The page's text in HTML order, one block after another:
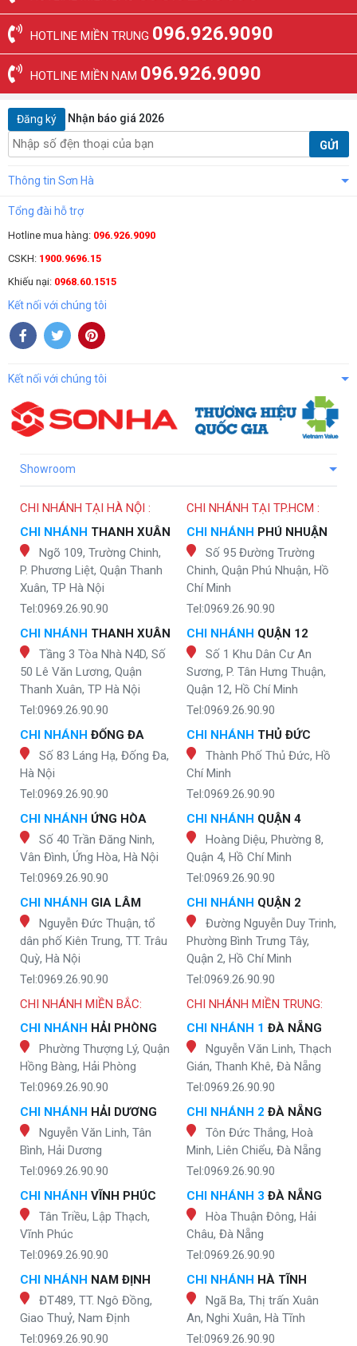
HOTLINE MIỀN TRUNG 096.926.9090
HOTLINE MIỀN NAM 096.926.9090
Đăng ký Nhận báo giá 2026
GỬI
Thông tin Sơn Hà
Tổng đài hỗ trợ
Hotline mua hàng: 096.926.9090
CSKH: 1900.9696.15
Khiếu nại: 0968.60.1515
Kết nối với chúng tôi
Kết nối với chúng tôi
Showroom
CHI NHÁNH TẠI HÀ NỘI :
CHI NHÁNH THANH XUÂN
Ngõ 109, Trường Chinh,
P. Phương Liệt, Quận Thanh
Xuân, TP Hà Nội
Tel:0969.26.90.90
CHI NHÁNH THANH XUÂN
Tầng 3 Tòa Nhà N4D, Số
50 Lê Văn Lương, Quận
Thanh Xuân, TP Hà Nội
Tel:0969.26.90.90
CHI NHÁNH ĐỐNG ĐA
Số 83 Láng Hạ, Đống Đa,
Hà Nội
Tel:0969.26.90.90
CHI NHÁNH ỨNG HÒA
Số 40 Trần Đăng Ninh,
Vân Đình, Ứng Hòa, Hà Nội
Tel:0969.26.90.90
CHI NHÁNH GIA LÂM
Nguyễn Đức Thuận, tổ
dân phố Kiên Trung, TT. Trâu
Quỳ, Hà Nội
Tel:0969.26.90.90
CHI NHÁNH TẠI TP.HCM :
CHI NHÁNH PHÚ NHUẬN
Số 95 Đường Trường
Chinh, Quận Phú Nhuận, Hồ
Chí Minh
Tel:0969.26.90.90
CHI NHÁNH QUẬN 12
Số 1 Khu Dân Cư An
Sương, P. Tân Hưng Thuận,
Quận 12, Hồ Chí Minh
Tel:0969.26.90.90
CHI NHÁNH THỦ ĐỨC
Thành Phố Thủ Đức, Hồ
Chí Minh
Tel:0969.26.90.90
CHI NHÁNH QUẬN 4
Hoàng Diệu, Phường 8,
Quận 4, Hồ Chí Minh
Tel:0969.26.90.90
CHI NHÁNH QUẬN 2
Đường Nguyễn Duy Trinh,
Phường Bình Trưng Tây,
Quận 2, Hồ Chí Minh
Tel:0969.26.90.90
CHI NHÁNH MIỀN BẮC:
CHI NHÁNH HẢI PHÒNG
Phường Thượng Lý, Quận
Hồng Bàng, Hải Phòng
Tel:0969.26.90.90
CHI NHÁNH HẢI DƯƠNG
Nguyễn Văn Linh, Tân
Bình, Hải Dương
Tel:0969.26.90.90
CHI NHÁNH VĨNH PHÚC
Tân Triều, Lập Thạch,
Vĩnh Phúc
Tel:0969.26.90.90
CHI NHÁNH NAM ĐỊNH
ĐT489, TT. Ngô Đồng,
Giao Thuỷ, Nam Định
Tel:0969.26.90.90
CHI NHÁNH MIỀN TRUNG:
CHI NHÁNH 1 ĐÀ NẴNG
Nguyễn Văn Linh, Thạch
Gián, Thanh Khê, Đà Nẵng
Tel:0969.26.90.90
CHI NHÁNH 2 ĐÀ NẴNG
Tôn Đức Thắng, Hoà
Minh, Liên Chiểu, Đà Nẵng
Tel:0969.26.90.90
CHI NHÁNH 3 ĐÀ NẴNG
Hòa Thuận Đông, Hải
Châu, Đà Nẵng
Tel:0969.26.90.90
CHI NHÁNH HÀ TĨNH
Ngã Ba, Thị trấn Xuân
An, Nghi Xuân, Hà Tĩnh
Tel:0969.26.90.90